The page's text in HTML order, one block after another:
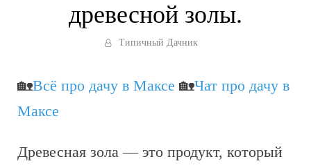
древесной золы.
Типичный Дачник
🏡Всё про дачу в Максе 🏡Чат про дачу в
Максе
Древесная зола — это продукт, который